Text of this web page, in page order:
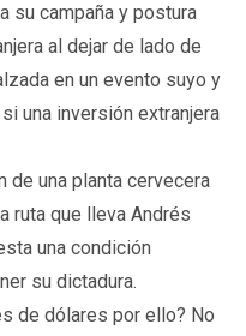
su campaña y postura
al dejar de lado de
en un evento suyo y
una inversión extranjera
de una planta cervecera
ruta que lleva Andrés
una condición
su dictadura.
de dólares por ello? No